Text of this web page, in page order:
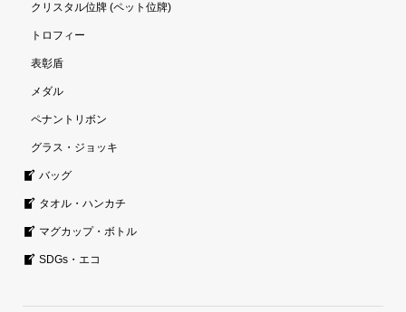
クリスタル位牌 (ペット位牌)
トロフィー
表彰盾
メダル
ペナントリボン
グラス・ジョッキ
バッグ
タオル・ハンカチ
マグカップ・ボトル
SDGs・エコ